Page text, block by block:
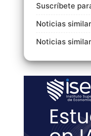
Suscríbete
Noticias
Noticias